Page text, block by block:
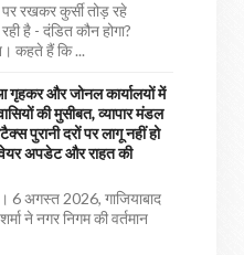
पर रखकर कुर्सी तोड़ रहे
है - दंडित कौन होगा?
कहते हैं कि ...
गृहकर और जोनल कार्यालयों में
की मुसीबत, व्यापार मंडल
पुरानी दरों पर लागू नहीं हो
अपडेट और राहत की
6 अगस्त 2026, गाजियाबाद
ने नगर निगम की वर्तमान